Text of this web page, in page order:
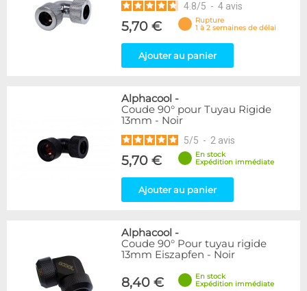
4.8/5 - 4 avis
5,70 €
Rupture
1 à 2 semaines de délai
Ajouter au panier
Alphacool -
Coude 90° pour Tuyau Rigide
13mm - Noir
5/5 - 2 avis
5,70 €
En stock
Expédition immédiate
Ajouter au panier
Alphacool -
Coude 90° Pour tuyau rigide
13mm Eiszapfen - Noir
8,40 €
En stock
Expédition immédiate